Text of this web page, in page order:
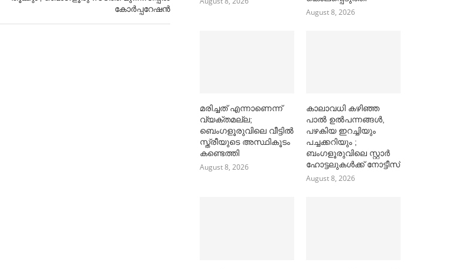
കോര്‍പ്പറേഷന്‍
August 8, 2026
മരിച്ചത് എന്നാണെന്ന്
വ്യക്തമല്ല;
ബെംഗളൂരുവിലെ വീട്ടില്‍
സ്ത്രീയുടെ അസ്ഥികൂടം
കണ്ടെത്തി
August 8, 2026
കാലാവധി കഴിഞ്ഞ
പാല്‍ ഉല്‍പന്നങ്ങള്‍,
പഴകിയ ഇറച്ചിയും
പച്ചക്കറിയും ;
ബംഗളൂരുവിലെ സ്റ്റാര്‍
ഹോട്ടലുകള്‍ക്ക് നോട്ടീസ്
August 8, 2026